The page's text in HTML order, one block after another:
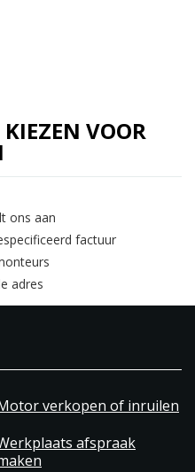
VOOR
ons aan
factuur
adres
verkopen of inruilen
afspraak